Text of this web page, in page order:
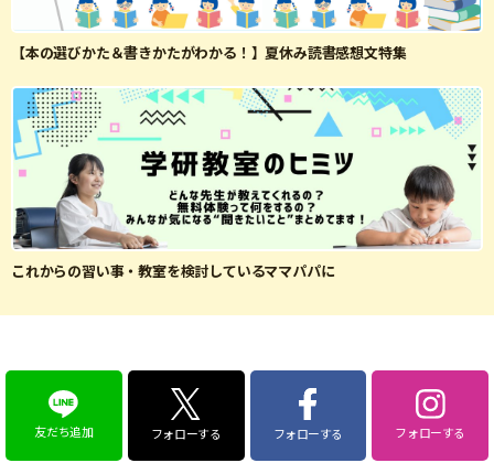
【本の選びかた＆書きかたがわかる！】夏休み読書感想文特集
これからの習い事・教室を検討しているママパパに
友だち追加 フォローする フォローする フォローする